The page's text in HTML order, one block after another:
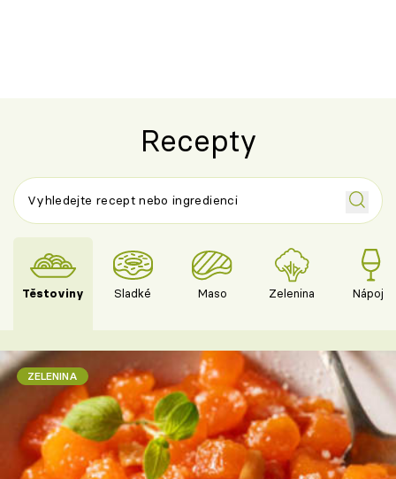
Recepty
Těstoviny Sladké Maso Zelenina Nápoje
ZELENINA